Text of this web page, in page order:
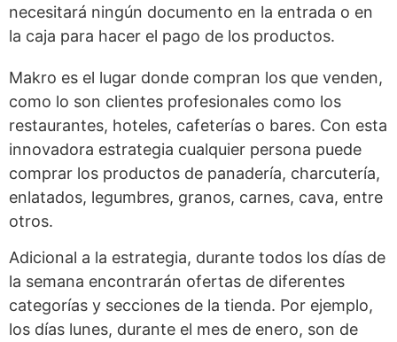
necesitará ningún documento en la entrada o en
la caja para hacer el pago de los productos.
Makro es el lugar donde compran los que venden,
como lo son clientes profesionales como los
restaurantes, hoteles, cafeterías o bares. Con esta
innovadora estrategia cualquier persona puede
comprar los productos de panadería, charcutería,
enlatados, legumbres, granos, carnes, cava, entre
otros.
Adicional a la estrategia, durante todos los días de
la semana encontrarán ofertas de diferentes
categorías y secciones de la tienda. Por ejemplo,
los días lunes, durante el mes de enero, son de